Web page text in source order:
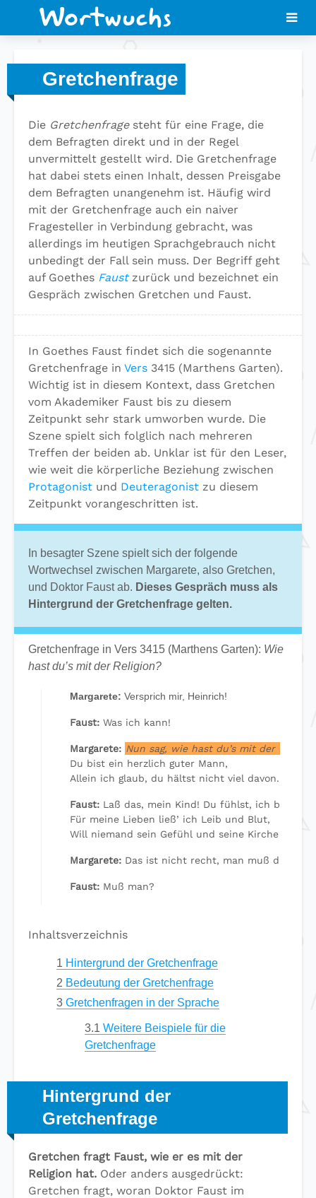
Gretchenfrage
Die Gretchenfragesteht für eine Frage, die
dem Befragten direkt und in der Regel
unvermittelt gestellt wird. Die Gretchenfrage
hat dabei stets einen Inhalt, dessen Preisgabe
dem Befragten unangenehm ist. Häufig wird
mit der Gretchenfrage auch ein naiver
Fragesteller in Verbindung gebracht, was
allerdings im heutigen Sprachgebrauch nicht
unbedingt der Fall sein muss. Der Begriff geht
auf Goethes Faustzurück und bezeichnet ein
Gespräch zwischen Gretchen und Faust.
In Goethes Faust findet sich die sogenannte
Gretchenfrage in Vers 3415 (Marthens Garten).
Wichtig ist in diesem Kontext, dass Gretchen
vom Akademiker Faust bis zu diesem
Zeitpunkt sehr stark umworben wurde. Die
Szene spielt sich folglich nach mehreren
Treffen der beiden ab. Unklar ist für den Leser,
wie weit die körperliche Beziehung zwischen
Protagonist und Deuteragonist zu diesem
Zeitpunkt vorangeschritten ist.
In besagter Szene spielt sich der folgende
Wortwechsel zwischen Margarete, also Gretchen,
und Doktor Faust ab. Dieses Gespräch muss als
Hintergrund der Gretchenfrage gelten.
Gretchenfrage in Vers 3415 (Marthens Garten): Wie
hast du’s mit der Religion?
Margarete: Versprich mir, Heinrich!
Faust: Was ich kann!
Margarete: Nun sag, wie hast du’s mit der
Du bist ein herzlich guter Mann,
Allein ich glaub, du hältst nicht viel davon.
Faust: Laß das, mein Kind! Du fühlst, ich bin dir
Für meine Lieben ließ’ ich Leib und Blut,
Will niemand sein Gefühl und seine Kirche
Margarete: Das ist nicht recht, man muß dran
Faust: Muß man?
Inhaltsverzeichnis
1 Hintergrund der Gretchenfrage
2 Bedeutung der Gretchenfrage
3 Gretchenfragen in der Sprache
3.1 Weitere Beispiele für die
Gretchenfrage
Hintergrund der
Gretchenfrage
Gretchen fragt Faust, wie er es mit der
Religion hat. Oder anders ausgedrückt:
Gretchen fragt, woran Doktor Faust im